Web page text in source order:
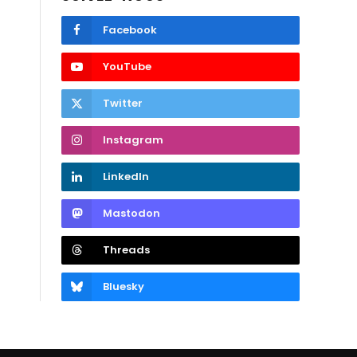
Facebook
YouTube
Twitter
Instagram
LinkedIn
Mastodon
Threads
Bluesky